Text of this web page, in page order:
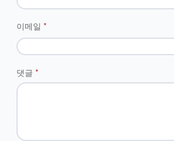
이메일 *
댓글 *